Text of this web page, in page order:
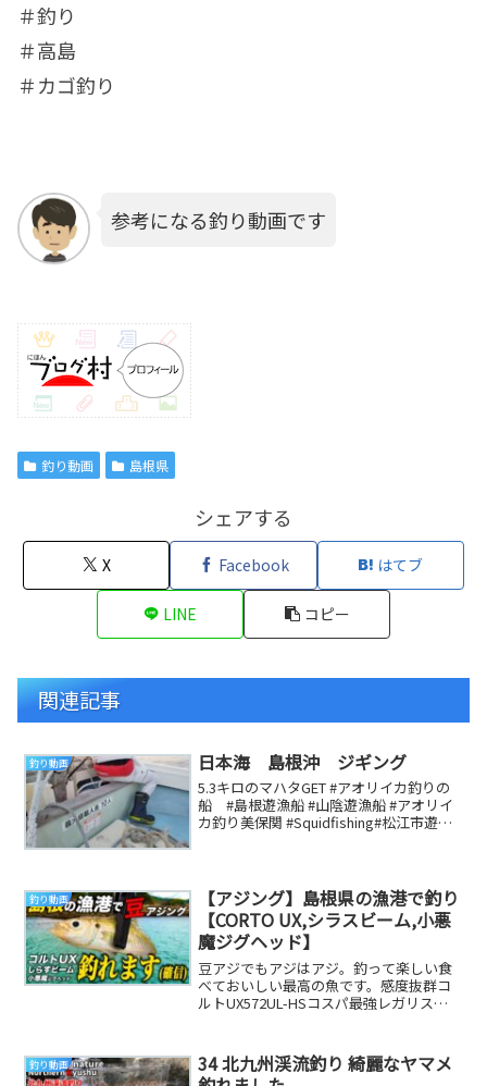
＃釣り
＃高島
＃カゴ釣り
参考になる釣り動画です
釣り動画 島根県
シェアする
X Facebook はてブ
LINE コピー
関連記事
釣り動画 日本海 島根沖 ジギング
5.3キロのマハタGET #アオリイカ釣りの
船 #島根遊漁船 #山陰遊漁船 #アオリイ
カ釣り美保関 #Squidfishing#松江市遊漁
釣り動画
【アジング】島根県の漁港で釣り
【CORTO UX,シラスビーム,小悪
魔ジグヘッド】
豆アジでもアジはアジ。釣って楽しい食
べておいしい最高の魚です。感度抜群コ
ルトUX572UL-HSコスパ最強レガリス
釣り動画
34 北九州渓流釣り 綺麗なヤマメ